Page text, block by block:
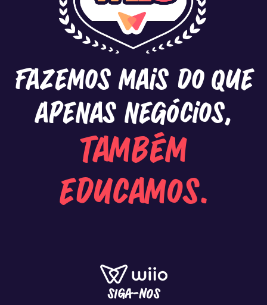
Fazemos mais do que
apenas negócios,
também
educamos.
SIGA-NOS